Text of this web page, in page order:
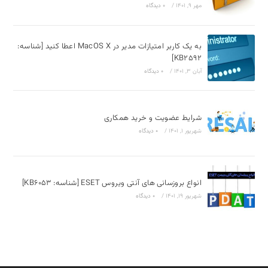
مهر 9, 1401 / ۰ دیدگاه
به یک کاربر امتیازات مدیر در MacOS X اعطا کنید [شناسه:
KB2592]
آبان 3, 1401 / ۰ دیدگاه
شرایط عضویت و خرید همکاری
شهریور 1, 1401 / ۰ دیدگاه
انواع بروزسانی های آنتی ویروس ESET [شناسه: KB6053]
شهریور 19, 1401 / ۰ دیدگاه